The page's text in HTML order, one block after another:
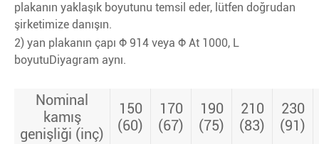
plakanın yaklaşık boyutunu temsil eder, lütfen doğrudan
şirketimize danışın.
2) yan plakanın çapı Φ 914 veya Φ At 1000, L
boyutuDiyagram aynı.
Nominal
kamış
genişliği (inç)
150
(60)
170
(67)
190
(75)
210
(83)
230
(91)